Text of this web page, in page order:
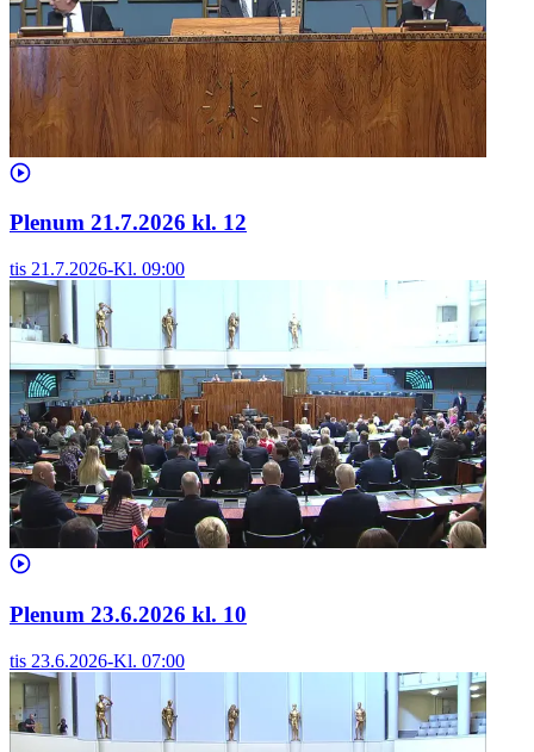
Plenum 21.7.2026 kl. 12
tis 21.7.2026-Kl. 09:00
Plenum 23.6.2026 kl. 10
tis 23.6.2026-Kl. 07:00